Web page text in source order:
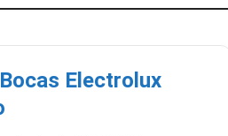
Electrolux